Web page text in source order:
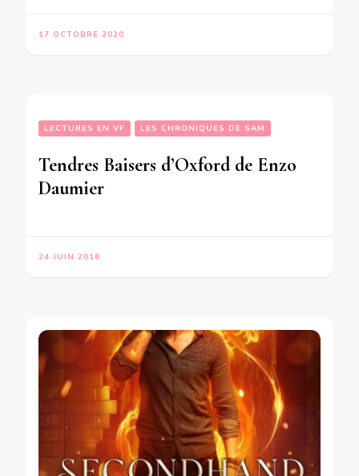
17 OCTOBRE 2020
LECTURES EN VF LES CHRONIQUES DE SAM
Tendres Baisers d’Oxford de Enzo
Daumier
24 JUIN 2016